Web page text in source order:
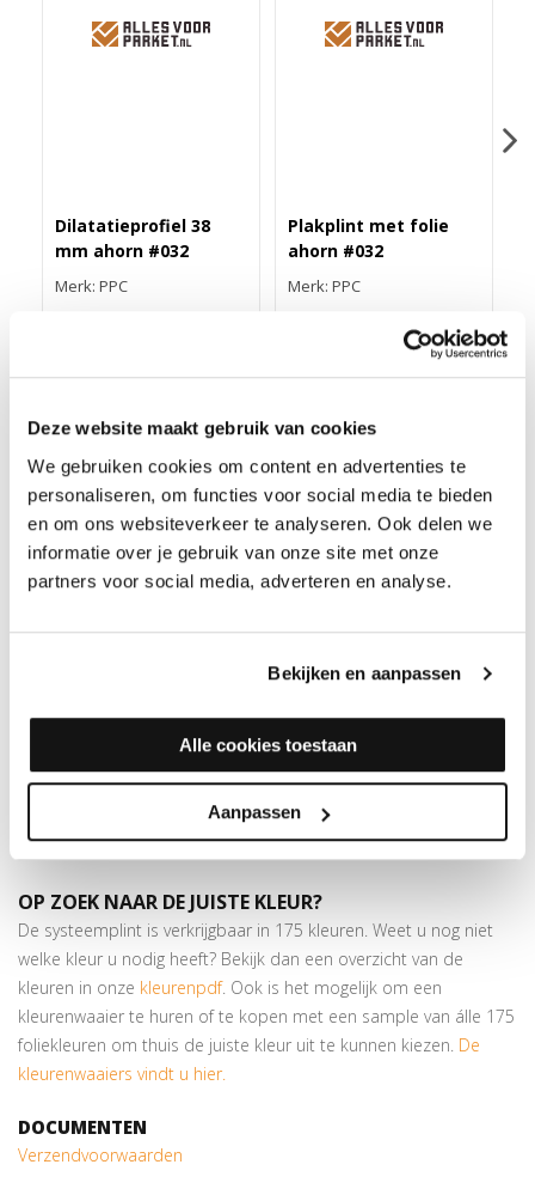
Deze website maakt gebruik van cookies
We gebruiken cookies om content en advertenties te
personaliseren, om functies voor social media te bieden
en om ons websiteverkeer te analyseren. Ook delen we
informatie over je gebruik van onze site met onze
partners voor social media, adverteren en analyse.
Bekijken en aanpassen
Alle cookies toestaan
Aanpassen
Dilatatieprofiel 38
mm ahorn #032
Merk: PPC
Plakplint met folie
ahorn #032
Merk: PPC
DUO-HOEKLIJNPROFIEL 30MM AHORN #032
Dit 30 mm duo-hoeklijnprofiel van geanodiseerd aluminium is
24,5 mm breed en 200 cm lang. Het is zelfklevend en in meer
dan175 kleuren folieverkrijgbaar. Dit profiel is voorzien van twee
plakstrips, waardoor het ook andersom gemonteerd kan
in hetzelfde decor verkrijgbaar
In deze kleur is ook eenhoeklijnprofielbeschikbaar van 24,5 x
Let op:houd rekening met +/- 5% snijverlies tijdens montage
OP ZOEK NAAR DE JUISTE KLEUR?
De systeemplint is verkrijgbaar in 175 kleuren. Weet u nog niet
welke kleur u nodig heeft? Bekijk dan een overzicht van de
kleuren in onze kleurenpdf. Ook is het mogelijk om een
kleurenwaaier te huren of te kopen met een sample van álle 175
foliekleuren om thuis de juiste kleur uit te kunnen kiezen. De
kleurenwaaiers vindt u hier.
DOCUMENTEN
Verzendvoorwaarden